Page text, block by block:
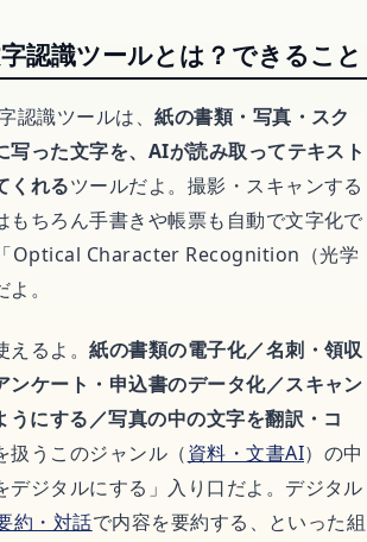
歴代アニメランキング
アニメ映画
異世界転生アニメ
恋愛アニメ
ゲーム
Switchおすすめソフト
認識ツールとは？できること
認識ツールは、紙の書類・写真・スク
写った文字を、AIが読み取ってテキスト
くれるツールだよ。撮影・スキャンする
もちろん手書きや帳票も自動で文字化で
Optical Character Recognition（光学
。
えるよ。紙の書類の電子化／名刺・領収
ンケート・申込書のデータ化／スキャン
うにする／写真の中の文字を翻訳・コ
扱うこのジャンル（資料・文書AI）の中
デジタルにする」入り口だよ。デジタル
約・対話で内容を要約する、といった組